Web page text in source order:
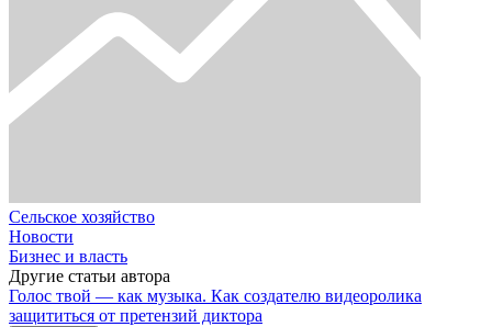
Сельское хозяйство
Новости
Бизнес и власть
Другие статьи автора
Голос твой — как музыка. Как создателю видеоролика
защититься от претензий диктора